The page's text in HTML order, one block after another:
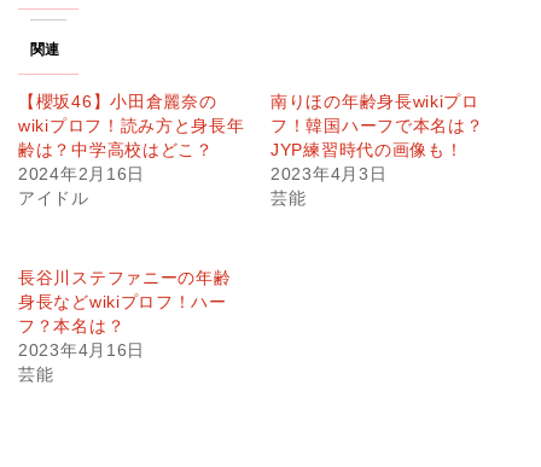
関連
【櫻坂46】小田倉麗奈の
wikiプロフ！読み方と身長年
齢は？中学高校はどこ？
2024年2月16日
アイドル
南りほの年齢身長wikiプロ
フ！韓国ハーフで本名は？
JYP練習時代の画像も！
2023年4月3日
芸能
長谷川ステファニーの年齢
身長などwikiプロフ！ハー
フ？本名は？
2023年4月16日
芸能